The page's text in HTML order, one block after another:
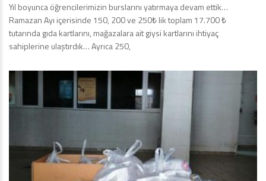
Yıl boyunca öğrencilerimizin burslarını yatırmaya devam ettik…
Ramazan Ayı içerisinde 150, 200 ve 250₺ lik toplam 17.700 ₺
tutarında gıda kartlarını, mağazalara ait giysi kartlarını ihtiyaç
sahiplerine ulaştırdık… Ayrıca 250,